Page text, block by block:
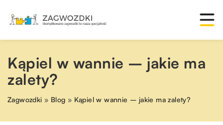
Kąpiel w wannie – jakie ma
zalety?
Zagwozdki » Blog » Kąpiel w wannie – jakie ma zalety?